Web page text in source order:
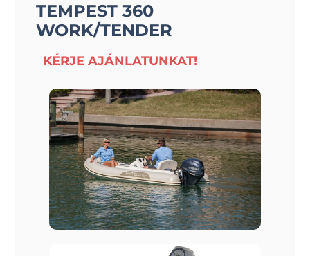
TEMPEST 360
WORK/TENDER
KÉRJE AJÁNLATUNKAT!